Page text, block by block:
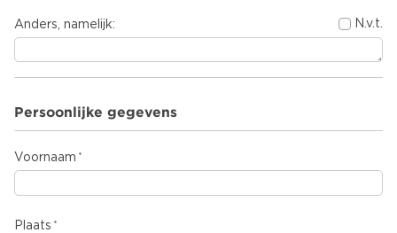
Anders, namelijk: N.v.t.
Persoonlijke gegevens
Voornaam
Plaats